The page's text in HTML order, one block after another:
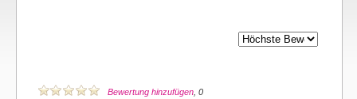
Bewertung hinzufügen , 0